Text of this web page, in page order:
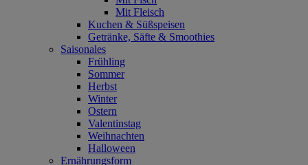
Mit Fleisch
Kuchen & Süßspeisen
Getränke, Säfte & Smoothies
Saisonales
Frühling
Sommer
Herbst
Winter
Ostern
Valentinstag
Weihnachten
Halloween
Ernährungsform